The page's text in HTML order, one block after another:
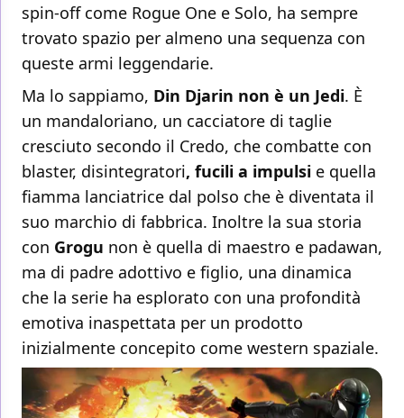
spin-off come Rogue One e Solo, ha sempre
trovato spazio per almeno una sequenza con
queste armi leggendarie.
Ma lo sappiamo, Din Djarin non è un Jedi. È
un mandaloriano, un cacciatore di taglie
cresciuto secondo il Credo, che combatte con
blaster, disintegratori, fucili a impulsi e quella
fiamma lanciatrice dal polso che è diventata il
suo marchio di fabbrica. Inoltre la sua storia
con Grogu non è quella di maestro e padawan,
ma di padre adottivo e figlio, una dinamica
che la serie ha esplorato con una profondità
emotiva inaspettata per un prodotto
inizialmente concepito come western spaziale.